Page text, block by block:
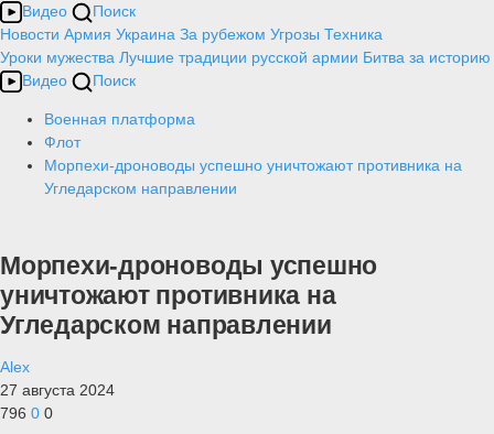
Видео
Поиск
Новости Армия Украина За рубежом Угрозы Техника
Уроки мужества Лучшие традиции русской армии Битва за историю
Видео
Поиск
Военная платформа
Флот
Морпехи-дроноводы успешно уничтожают противника на
Угледарском направлении
Морпехи-дроноводы успешно
уничтожают противника на
Угледарском направлении
Alex
27 августа 2024
796 0 0